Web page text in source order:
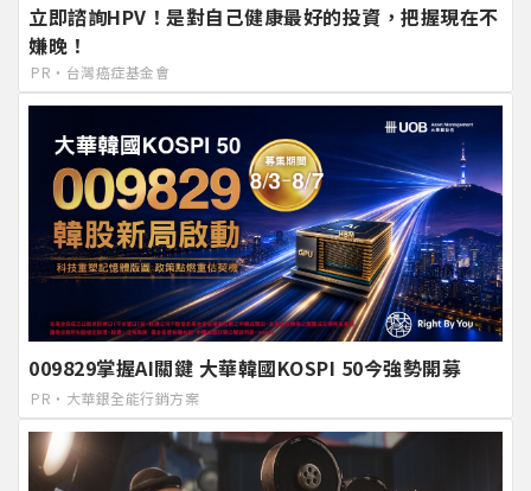
立即諮詢HPV！是對自己健康最好的投資，把握現在不
嫌晚！
PR・台灣癌症基金會
009829掌握AI關鍵 大華韓國KOSPI 50今強勢開募
PR・大華銀全能行銷方案